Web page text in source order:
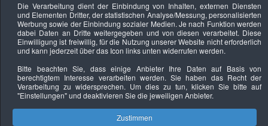
12. März
Keine Events an diesem Datum
Freitag
13. März
Keine Events an diesem Datum
Samstag
Sonntag
15. März
Keine Events an diesem Datum
Die Verarbeitung dient der Einbindung von Inhalten, externen Diensten
und Elementen Dritter, der statistischen Analyse/Messung, personalisierten
Werbung sowie der Einbindung sozialer Medien. Je nach Funktion werden
dabei Daten an Dritte weitergegeben und von diesen verarbeitet. Diese
Einwilligung ist freiwillig, für die Nutzung unserer Website nicht erforderlich
und kann jederzeit über das Icon links unten widerrufen werden.
Bitte beachten Sie, dass einige Anbieter Ihre Daten auf Basis von
berechtigtem Interesse verarbeiten werden. Sie haben das Recht der
Verarbeitung zu widersprechen. Um dies zu tun, klicken Sie bitte auf
"Einstellungen"und deaktivieren Sie die jeweiligen Anbieter.
Zustimmen